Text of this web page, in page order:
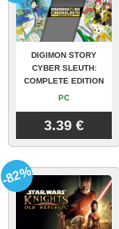
DIGIMON STORY
CYBER SLEUTH:
COMPLETE EDITION
PC
3.39 €
-82%